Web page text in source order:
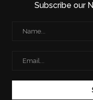
Subscribe our